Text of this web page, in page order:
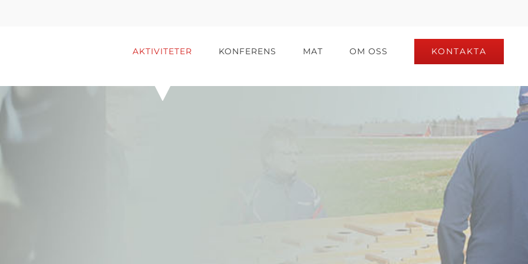
AKTIVITETER KONFERENS MAT OM OSS KONTAKTA